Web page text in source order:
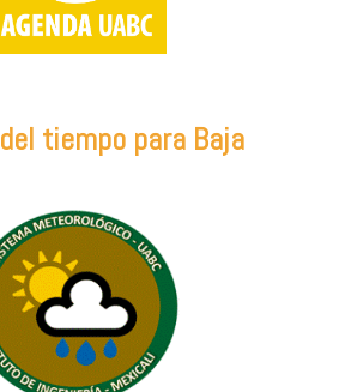
del tiempo para Baja